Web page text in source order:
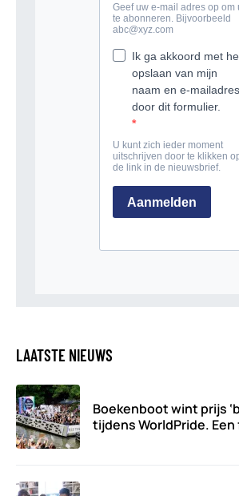
LAATSTE NIEUWS
Boekenboot wint prijs
tijdens WorldPride.